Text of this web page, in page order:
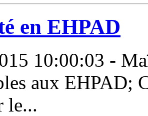
en EHPAD
10:00:03 -
aux EHPAD;
le...